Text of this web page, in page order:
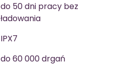
do 50 dni pracy bez
ładowania
IPX7
do 60 000 drgań